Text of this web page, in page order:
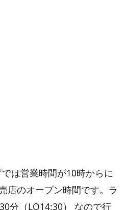
は営業時間が10時からに
店のオープン時間です。ラ
分（LO14:30） なので行